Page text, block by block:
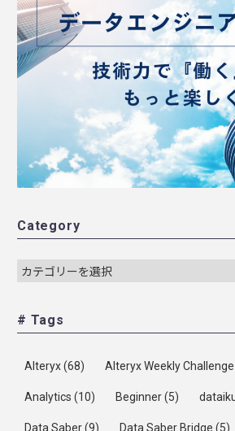
Category
# Tags
Alteryx(68) Alteryx Weekly Challenge
Analytics (10) Beginner(5)
Data Saber(9) Data Saber Bridge (5)